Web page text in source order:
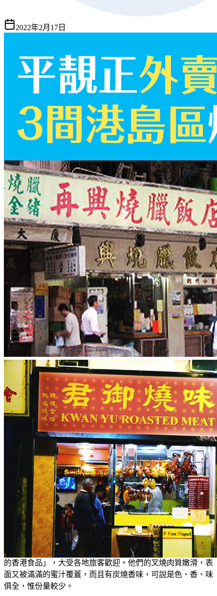
2022年2月17日
重點摘要
疫情嚴峻，加上社交管制進一步收緊，不少人都減少到餐廳用
膳，轉為買外賣飯盒。除了之前推介過的兩餸飯外，燒味飯也
是其中一個「平靚正」外賣之選！以下50+友就為大家精選了
3間燒味飯店！
疫情嚴峻，加上社交管制進一步收緊，不少人都減少到餐廳用
膳，轉為買外賣飯盒。除了之前推介過的兩餸飯外，燒味飯也
是其中一個「平靚正」外賣之選！以下50+友就為大家精選了
3間燒味飯店！
1.灣仔－再興燒臘飯店
這間燒臘店曾在2015、2016年獲得米芝蓮推介，及後更被外媒
CNN點名讚賞，將他們的叉燒評為「四十款生命中不能或缺
的香港食品」，大受各地旅客歡迎。他們的叉燒肉質嫩滑，表
面又被滿滿的蜜汁覆蓋，而且有炭燒香味，可說是色、香、味
俱全，惟份量較少。